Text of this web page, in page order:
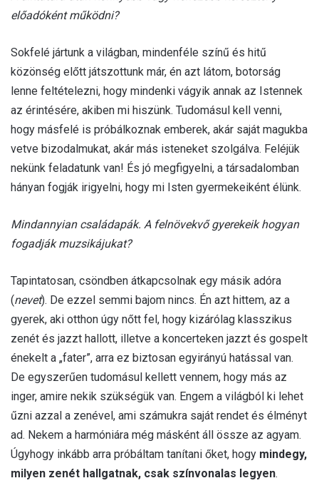
előadóként működni?
Sokfelé jártunk a világban, mindenféle színű és hitű
közönség előtt játszottunk már, én azt látom, botorság
lenne feltételezni, hogy mindenki vágyik annak az Istennek
az érintésére, akiben mi hiszünk. Tudomásul kell venni,
hogy másfelé is próbálkoznak emberek, akár saját magukba
vetve bizodalmukat, akár más isteneket szolgálva. Feléjük
nekünk feladatunk van! És jó megfigyelni, a társadalomban
hányan fogják irigyelni, hogy mi Isten gyermekeiként élünk.
Mindannyian családapák. A felnövekvő gyerekeik hogyan
fogadják muzsikájukat?
Tapintatosan, csöndben átkapcsolnak egy másik adóra
(nevet). De ezzel semmi bajom nincs. Én azt hittem, az a
gyerek, aki otthon úgy nőtt fel, hogy kizárólag klasszikus
zenét és jazzt hallott, illetve a koncerteken jazzt és gospelt
énekelt a „fater”, arra ez biztosan egyirányú hatással van.
De egyszerűen tudomásul kellett vennem, hogy más az
inger, amire nekik szükségük van. Engem a világból ki lehet
űzni azzal a zenével, ami számukra saját rendet és élményt
ad. Nekem a harmóniára még másként áll össze az agyam.
Úgyhogy inkább arra próbáltam tanítani őket, hogy mindegy,
milyen zenét hallgatnak, csak színvonalas legyen.